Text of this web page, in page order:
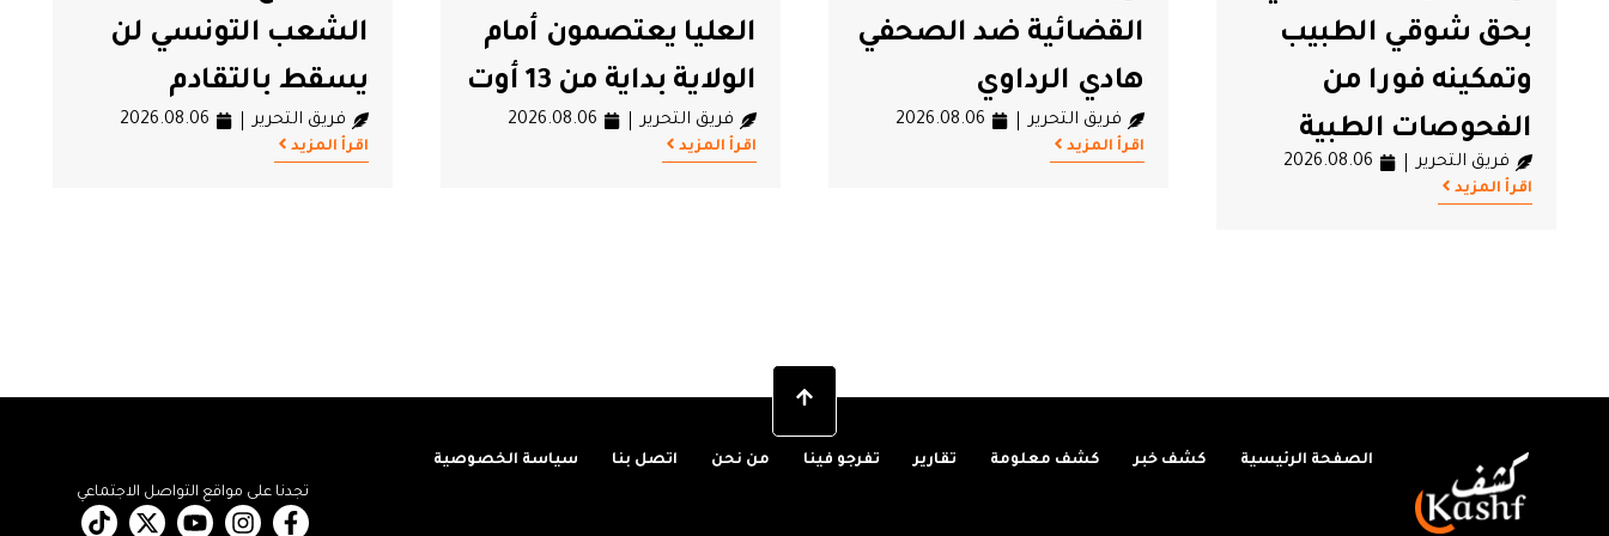
القضائية ضد الصحفي
هادي الرداوي
فريق التحرير 2026.08.06
العليا يعتصمون أمام
الولاية بداية من 13 أوت
فريق التحرير 2026.08.06
اقرأ المزيد
الشعب التونسي لن
يسقط بالتقادم
فريق التحرير 2026.08.06
اقرأ المزيد
مشروع حضاري أصبح
عبئًا نفسيًا وأخلاقيًا
فريق التحرير 2026.08.05
اقرأ المزيد
تجدنا على مواقع التواصل الاجتماعي
الصفحة الرئيسية كشف خبر كشف معلومة تقارير تفرجو فينا من نحن اتصل بنا سياسة الخصوصية